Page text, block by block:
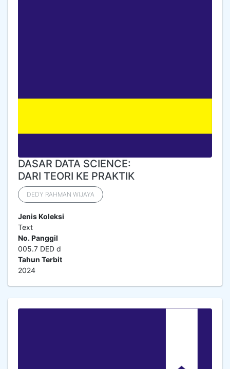
DASAR DATA SCIENCE:
DARI TEORI KE PRAKTIK
DEDY RAHMAN WIJAYA
Jenis Koleksi
Text
No. Panggil
005.7 DED d
Tahun Terbit
2024